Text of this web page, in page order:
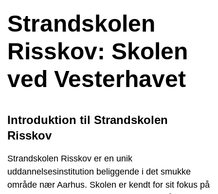
Strandskolen
Risskov: Skolen
ved Vesterhavet
Introduktion til Strandskolen
Risskov
Strandskolen Risskov er en unik
uddannelsesinstitution beliggende i det smukke
område nær Aarhus. Skolen er kendt for sit fokus på